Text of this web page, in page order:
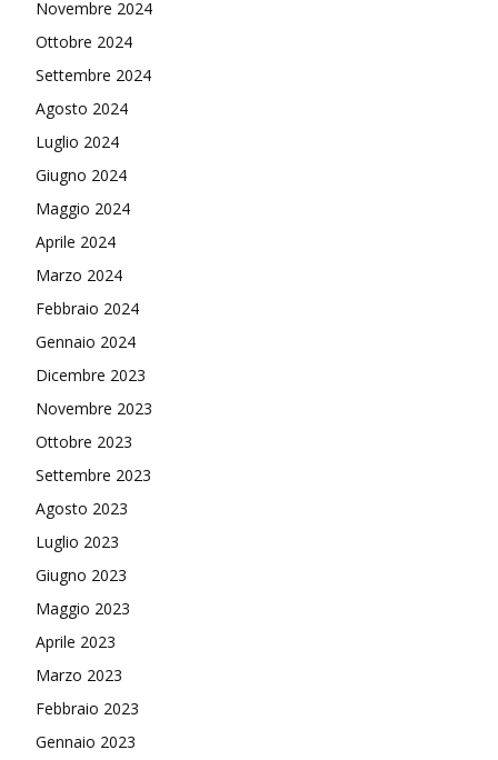
Novembre 2024
Ottobre 2024
Settembre 2024
Agosto 2024
Luglio 2024
Giugno 2024
Maggio 2024
Aprile 2024
Marzo 2024
Febbraio 2024
Gennaio 2024
Dicembre 2023
Novembre 2023
Ottobre 2023
Settembre 2023
Agosto 2023
Luglio 2023
Giugno 2023
Maggio 2023
Aprile 2023
Marzo 2023
Febbraio 2023
Gennaio 2023